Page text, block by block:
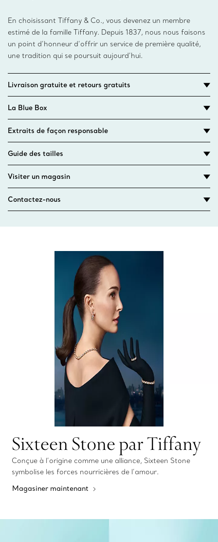
En choisissant Tiffany & Co., vous devenez un membre
estimé de la famille Tiffany. Depuis 1837, nous nous faisons
un point d’honneur d’offrir un service de première qualité,
une tradition qui se poursuit aujourd’hui.
Livraison gratuite et retours gratuits
La Blue Box
Extraits de façon responsable
Guide des tailles
Visiter un magasin
Contactez-nous
Sixteen Stone par Tiffany
Conçue à l’origine comme une alliance, Sixteen Stone
symbolise les forces nourricières de l’amour.
Magasiner maintenant